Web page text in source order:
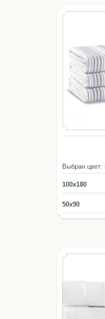
Выбран цвет:
100x180
50x90